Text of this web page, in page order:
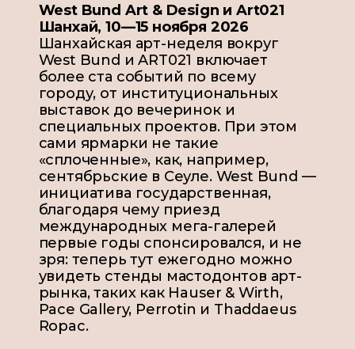
West Bund Art & Design и Art021
Шанхай, 10—15 ноября 2026
Шанхайская арт-неделя вокруг
West Bund и ART021 включает
более ста событий по всему
городу, от институциональных
выставок до вечеринок и
специальных проектов. При этом
сами ярмарки не такие
«сплоченные», как, например,
сентябрьские в Сеуле. West Bund —
инициатива государственная,
благодаря чему приезд
международных мега-галерей
первые годы спонсировался, и не
зря: теперь тут ежегодно можно
увидеть стенды мастодонтов арт-
рынка, таких как Hauser & Wirth,
Pace Gallery, Perrotin и Thaddaeus
Ropac.